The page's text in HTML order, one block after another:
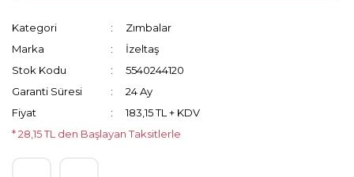
Kategori
Zımbalar
Marka
İzeltaş
Stok Kodu
5540244120
Garanti Süresi
24 Ay
Fiyat
183,15 TL + KDV
* 28,15 TL den Başlayan Taksitlerle